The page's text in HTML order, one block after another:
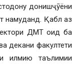
донишҷӯёни
намуданд. Қабл аз
ДМТ оид ба
декани факултети
илмию таълимии